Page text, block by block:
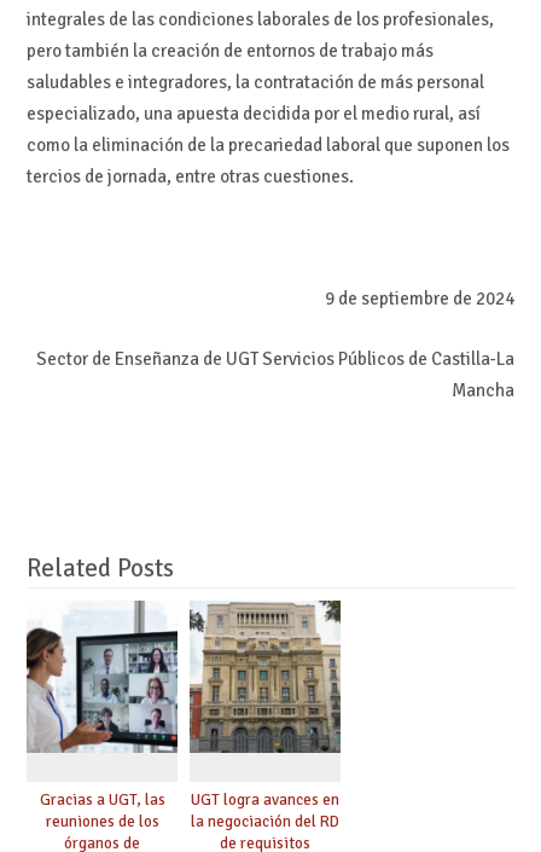
integrales de las condiciones laborales de los profesionales,
pero también la creación de entornos de trabajo más
saludables e integradores, la contratación de más personal
especializado, una apuesta decidida por el medio rural, así
como la eliminación de la precariedad laboral que suponen los
tercios de jornada, entre otras cuestiones.
9 de septiembre de 2024
Sector de Enseñanza de UGT Servicios Públicos de Castilla-La
Mancha
Related Posts
Gracias a UGT, las
reuniones de los
órganos de
UGT logra avances en
la negociación del RD
de requisitos